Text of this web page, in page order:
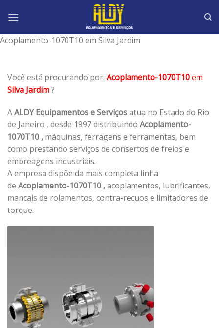
Acoplamento-1070T10 em Silva Jardim
Você está procurando por: Acoplamento-1070T10em
Silva Jardim?
AALDY Equipamentos e Serviçosatua no Estado do Rio
de Janeiro , desde 1997 distribuindo Acoplamento-
1070T10 , máquinas, ferragens e ferramentas, bem
como prestando serviços de consertos de freios e
embreagens industriais.
A empresa dispõe da mais completa linha
de Acoplamento-1070T10 ,acoplamentos, lubrificantes,
mancais de rolamentos, contra-recuos e limitadores de
torque.